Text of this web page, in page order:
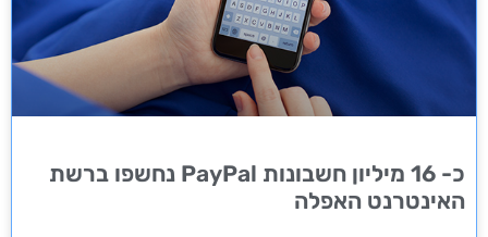
כ- 16 מיליון חשבונות PayPal נחשפו ברשת
האינטרנט האפלה